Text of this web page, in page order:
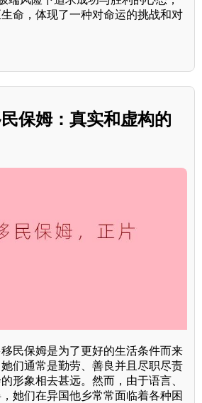
命，体现了一种对命运的挑战和对
保姆：真实和虚构的
民保姆是为了更好的生活条件而来
们通常是勤劳、善良并且尽职尽责
形象相去甚远。然而，由于语言、
她们在异国他乡常常面临着各种困